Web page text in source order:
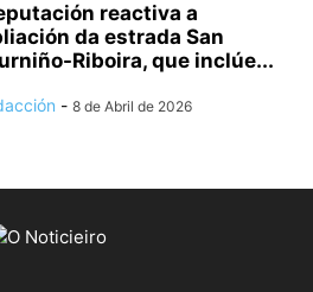
reactiva a
da estrada San
Riboira, que inclúe...
- 8 de Abril de 2026